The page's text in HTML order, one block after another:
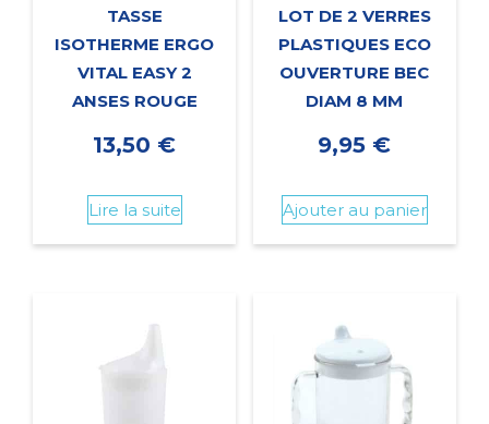
TASSE
ISOTHERME ERGO
VITAL EASY 2
ANSES ROUGE
13,50 €
Lire la suite
LOT DE 2 VERRES
PLASTIQUES ECO
OUVERTURE BEC
DIAM 8 MM
9,95 €
Ajouter au panier